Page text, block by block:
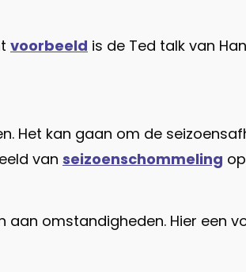
voorbeeld is de Ted talk van
Het kan gaan om de
van seizoenschommeling
omstandigheden. Hier een